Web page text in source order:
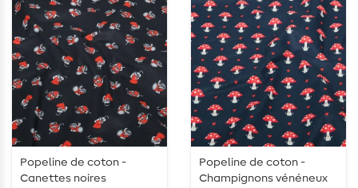
Popeline de coton -
Canettes noires
Popeline de coton -
Champignons vénéneux